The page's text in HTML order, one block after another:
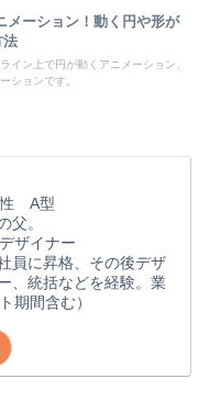
メーション！動く円や形が
法
イン上で円が動くアニメーション、
ションです。
A型
父。
ザイナー
員に昇格、その後デザ
、統括などを経験。業
期間含む）